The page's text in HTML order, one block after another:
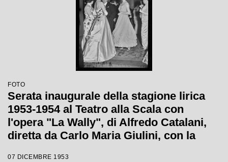
FOTO
Serata inaugurale della stagione lirica
1953-1954 al Teatro alla Scala con
l'opera "La Wally", di Alfredo Catalani,
diretta da Carlo Maria Giulini, con la
07 DICEMBRE 1953